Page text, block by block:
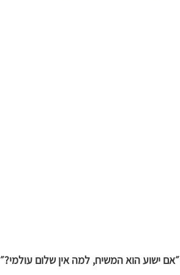
״אם ישוע הוא המשיח, למה אין שלום עולמי?״